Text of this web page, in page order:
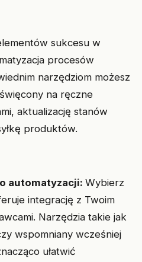
sukcesu w
procesów
narzędziom możesz
na ręczne
aktualizację stanów
produktów.
automatyzacji: Wybierz
integrację z Twoim
Narzędzia takie jak
wspomniany wcześniej
ułatwić